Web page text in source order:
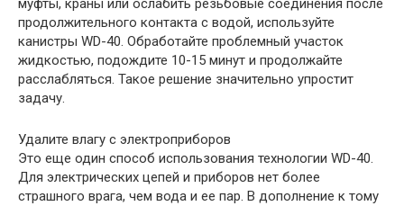
муфты, краны или ослабить резьбовые соединения после
продолжительного контакта с водой, используйте
канистры WD-40. Обработайте проблемный участок
жидкостью, подождите 10-15 минут и продолжайте
расслабляться. Такое решение значительно упростит
задачу.
Удалите влагу с электроприборов
Это еще один способ использования технологии WD-40.
Для электрических цепей и приборов нет более
страшного врага, чем вода и ее пар. В дополнение к тому